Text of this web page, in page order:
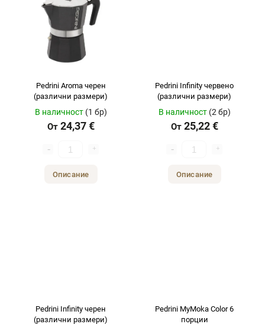
Pedrini Aroma черен
(различни размери)
В наличност (1 бр)
От24,37 €
Описание
Pedrini Infinity червено
(различни размери)
В наличност (2 бр)
От25,22 €
Описание
Pedrini Infinity черен
(различни размери)
Pedrini MyMoka Color 6
порции